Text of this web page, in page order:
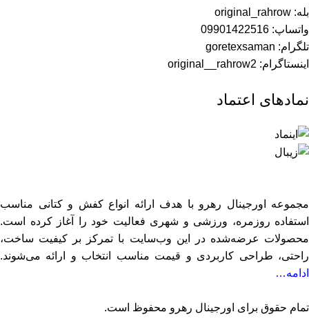
بله: original_rahrow
واتساپ: 09901422516
تلگرام: goretexsaman
اینستاگرام: original__rahrow2
نمادهای اعتماد
مجموعه اورجینال رهرو با هدف ارائه انواع کفش و کتانی مناسب
استفاده روزمره، ورزشی و شهری فعالیت خود را آغاز کرده است.
محصولات عرضه‌شده در این وب‌سایت با تمرکز بر کیفیت ساخت،
راحتی، طراحی کاربردی و قیمت مناسب انتخاب و ارائه می‌شوند.
ادامه…
تمام حقوق برای اورجینال رهرو محفوظ است.